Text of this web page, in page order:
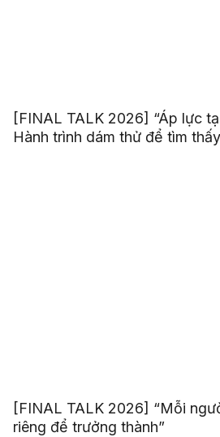
[FINAL TALK 2026] “Áp lực
Hành trình dám thử để tìm
[FINAL TALK 2026] “Mỗi
riêng để trưởng thành”